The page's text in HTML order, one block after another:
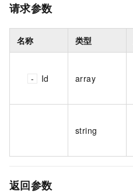
请求参数
名称 类型
Id array
string
返回参数